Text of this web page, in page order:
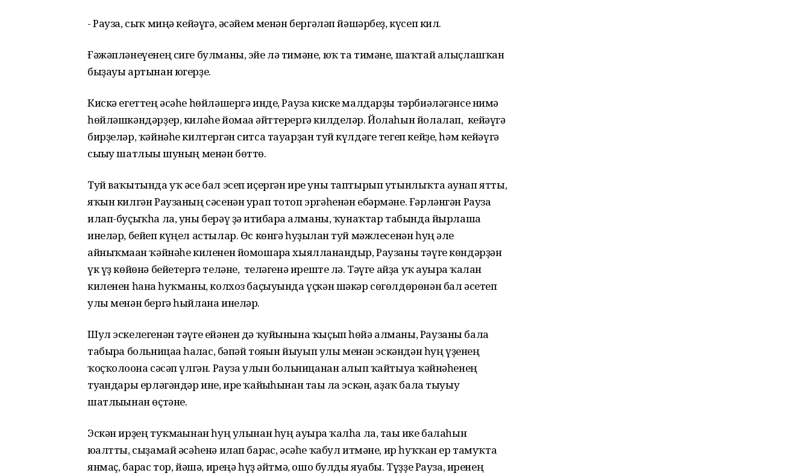
- Рауза, сыҡ миңә кейәүгә, әсәйем менән бергәләп йәшәрбеҙ, күсеп кил.
Ғәжәпләнеүенең сиге булманы, эйе лә тимәне, юҡ та тимәне, шаҡтай алыҫлашҡан
быҙауы артынан югерҙе.
Кискә егеттең әсәһе һөйләшергә инде, Рауза киске малдарҙы тәрбиәләгәнсе нимә
һөйләшкәндәрҙер, киләһе йомаға әйттерергә килделәр. Йолаһын йолалап, кейәүгә
бирҙеләр, ҡәйнәһе килтергән ситса тауарҙан туй күлдәге тегеп кейҙе, һәм кейәүгә
сығыу шатлығы шуның менән бөттө.
Туй ваҡытында уҡ әсе бал эсеп иҫергән ире уны таптырып утынлыҡта аунап ятты,
яҡын килгән Раузаның сәсенән урап тотоп эргәһенән ебәрмәне. Ғәрләнгән Рауза
илап-буҫыҡһа ла, уны берәү ҙә иғтибарға алманы, ҡунаҡтар табында йырлаша
инеләр, бейеп күңел астылар. Өс көнгә һуҙылған туй мәжлесенән һуң әле
айныҡмаған ҡәйнәһе киленен йомошарға хыялланғандыр, Раузаны тәүге көндәрҙән
үк үҙ көйөнә бейетергә теләне, теләгенә иреште лә. Тәүге айҙа уҡ ауырға ҡалған
киленен һанға һуҡманы, колхоз баҫыуында үҫкән шәкәр сөгөлдөрөнән бал әсетеп
улы менән бергә һыйлана инеләр.
Шул эскелегенән тәүге ейәнен дә ҡуйынына ҡыҫып һөйә алманы, Раузаны бала
табырға больницаға һалғас, бәпәй тояғын йыуып улы менән эскәндән һуң үҙенең
ҡоҫҡолоғона сәсәп үлгән. Рауза улын больницанан алып ҡайтыуға ҡәйнәһенең
туғандары ерләгәндәр ине, ире ҡайғыһынан тағы ла эскән, аҙаҡ бала тыуыу
шатлығынан өҫтәне.
Эскән ирҙең туҡмағынан һуң улынан һуң ауырға ҡалһа ла, тағы ике балаһын
юғалтты, сыҙамай әсәһенә илап барғас, әсәһе ҡабул итмәне, ир һуҡҡан ер тамуҡта
янмаҫ, барғас тор, йәшә, иреңә һүҙ әйтмә, ошо булды яуабы. Түҙҙе Рауза, иренең